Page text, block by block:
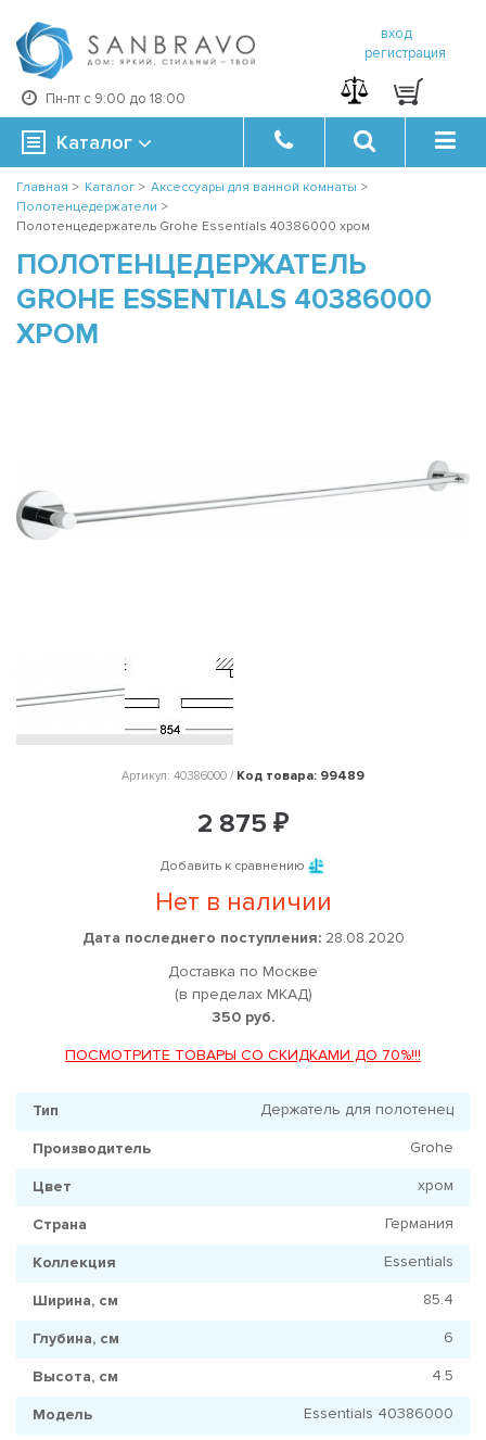
Пн-пт с 9:00 до 18:00
вход
регистрация
Каталог
Главная > Каталог > Аксессуары для ванной комнаты >
Полотенцедержатели >
Полотенцедержатель Grohe Essentials 40386000 хром
ПОЛОТЕНЦЕДЕРЖАТЕЛЬ
GROHE ESSENTIALS 40386000
ХРОМ
Артикул: 40386000 / Код товара: 99489
2 875 ₽
Добавить к сравнению
Нет в наличии
Дата последнего поступления:28.08.2020
Доставка по Москве
(в пределах МКАД)
350 руб.
ПОСМОТРИТЕ ТОВАРЫ СО СКИДКАМИ ДО 70%!!!
Тип Держатель для полотенец
Производитель Grohe
Цвет хром
Страна Германия
Коллекция Essentials
Ширина, см 85.4
Глубина, см 6
Высота, см 4.5
Модель Essentials 40386000